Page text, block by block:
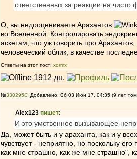
ответственных за реакции на чисто
О, вы недооцениваете Арахантов
во Вселенной. Контролировать
аскетам, что уж говорить про
человеческий облик, в качестве
Ответы на этот пост: xormx
№330295 Добавлено: Сб 03 Июн 17, 04:35 (9 лет
Alex123 пишет:
И это умственное вызывающее
Да, может быть и у араханта, как и у
чувствует - неприятно, но поскольку
как мне страшно, как же мне страшно",